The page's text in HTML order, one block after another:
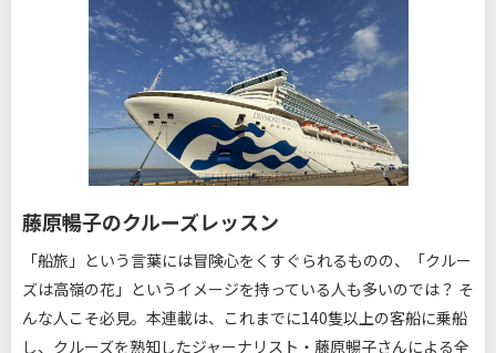
藤原暢子のクルーズレッスン
「船旅」という言葉には冒険心をくすぐられるものの、「クルー
ズは高嶺の花」というイメージを持っている人も多いのでは？ そ
んな人こそ必見。本連載は、これまでに140隻以上の客船に乗船
し、クルーズを熟知したジャーナリスト・藤原暢子さんによる全